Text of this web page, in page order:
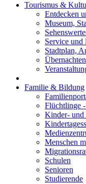
Tourismus &
Entdecken
Museum,
Service und
Stadtplan,
Übernachten
Familie & Bildung
Flüchtlinge
Kinder- und
Menschen
Schulen
Senioren
Studierende